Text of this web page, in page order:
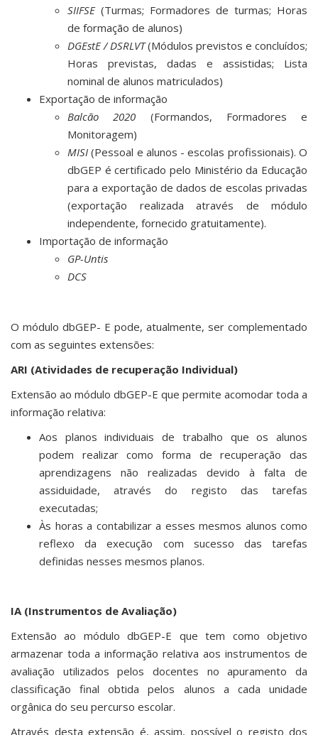
SIIFSE(Turmas; Formadores de turmas; Horas
de formação de alunos)
DGEstE / DSRLVT(Módulos previstos e concluídos;
Horas previstas, dadas e assistidas; Lista
nominal de alunos matriculados)
Exportação de informação
Balcão 2020 (Formandos, Formadores e
Monitoragem)
MISI (Pessoal e alunos - escolas profissionais). O
dbGEP é certificado pelo Ministério da Educação
para a exportação de dados de escolas privadas
(exportação realizada através de módulo
independente, fornecido gratuitamente).
Importação de informação
GP-Untis
DCS
O módulo dbGEP- E pode, atualmente, ser complementado
com as seguintes extensões:
ARI (Atividades de recuperação Individual)
Extensão ao módulo dbGEP-E que permite acomodar toda a
informação relativa:
Aos planos individuais de trabalho que os alunos
podem realizar como forma de recuperação das
aprendizagens não realizadas devido à falta de
assiduidade, através do registo das tarefas
executadas;
Às horas a contabilizar a esses mesmos alunos como
reflexo da execução com sucesso das tarefas
definidas nesses mesmos planos.
IA (Instrumentos de Avaliação)
Extensão ao módulo dbGEP-E que tem como objetivo
armazenar toda a informação relativa aos instrumentos de
avaliação utilizados pelos docentes no apuramento da
classificação final obtida pelos alunos a cada unidade
orgânica do seu percurso escolar.
Através desta extensão é, assim, possível o registo dos